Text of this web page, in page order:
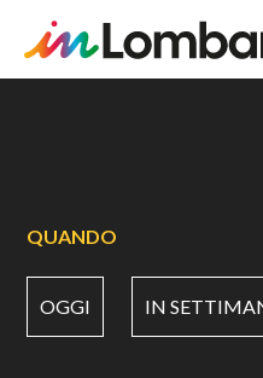
QUANDO
OGGI IN